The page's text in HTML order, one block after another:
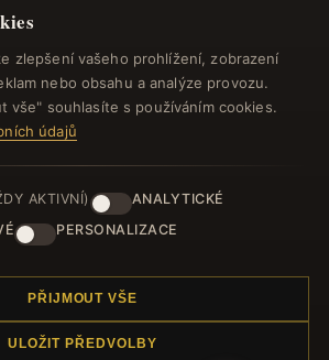
zlepšení vašeho prohlížení, zobrazení
nebo obsahu a analýze provozu.
vše" souhlasíte s používáním cookies.
údajů
AKTIVNÍ)
ANALYTICKÉ
PERSONALIZACE
PŘIJMOUT VŠE
ULOŽIT PŘEDVOLBY
SLEDUJTE NÁS
ZPŮSOBY PLATBY